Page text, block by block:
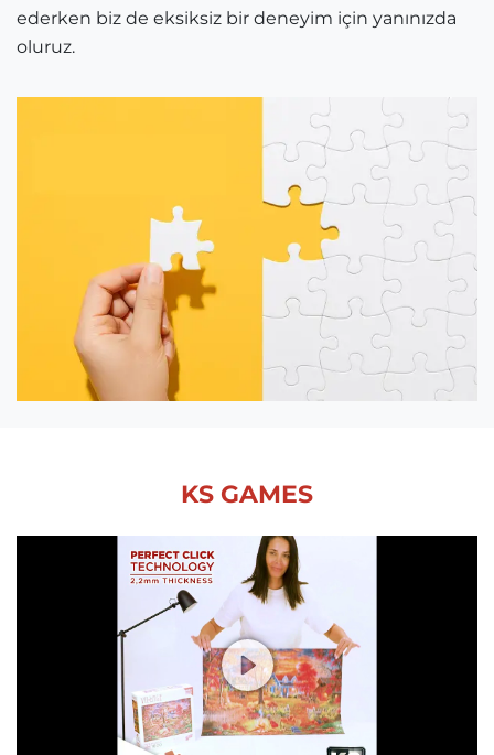
ederken biz de eksiksiz bir deneyim için yanınızda
oluruz.
KS GAMES